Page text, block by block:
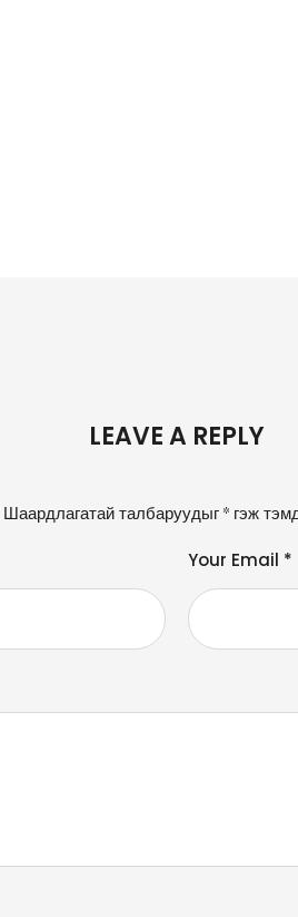
LEAVE A REPLY
Шаардлагатай талбаруудыг * гэж
Your Email *